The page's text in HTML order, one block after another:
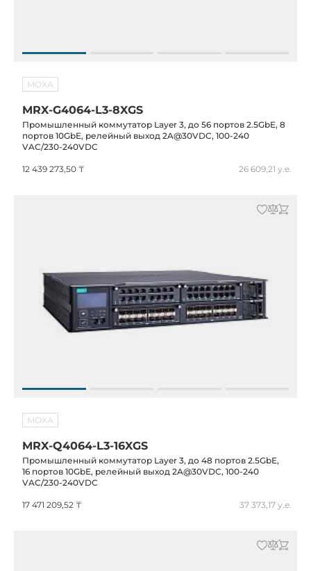
MOXA
MRX-G4064-L3-8XGS
Промышленный коммутатор Layer 3, до 56 портов 2.5GbE, 8
портов 10GbE, релейный выход 2A@30VDC, 100-240
VAC/230-240VDC
12 439 273,50 ₸ 26 609,21 у.е.
MOXA
MRX-Q4064-L3-16XGS
Промышленный коммутатор Layer 3, до 48 портов 2.5GbE,
16 портов 10GbE, релейный выход 2A@30VDC, 100-240
VAC/230-240VDC
17 471 209,52 ₸ 37 373,17 у.е.